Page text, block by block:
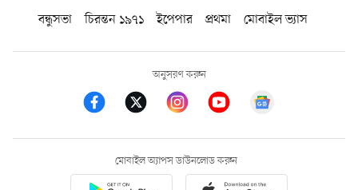
বন্ধুসভা
চিরন্তন ১৯৭১ ইপেপার প্রথমা মোবাইল ভ্যাস
অনুসরণ করুন
মোবাইল অ্যাপস ডাউনলোড করুন